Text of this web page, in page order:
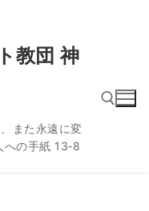
教団 神
また永遠に変
への手紙 13‐8